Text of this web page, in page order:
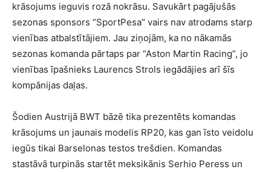
krāsojums ieguvis rozā nokrāsu. Savukārt pagājušās
sezonas sponsors “SportPesa” vairs nav atrodams starp
vienības atbalstītājiem. Jau ziņojām, ka no nākamās
sezonas komanda pārtaps par “Aston Martin Racing”, jo
vienības īpašnieks Laurencs Strols iegādājies arī šīs
kompānijas daļas.
Šodien Austrijā BWT bāzē tika prezentēts komandas
krāsojums un jaunais modelis RP20, kas gan īsto veidolu
iegūs tikai Barselonas testos trešdien. Komandas
stastāvā turpinās startēt meksikānis Serhio Peress un